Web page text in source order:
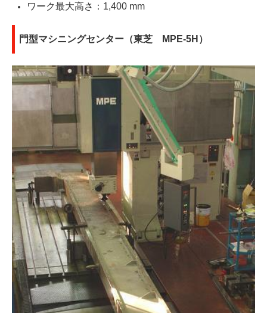
ワーク最大高さ：1,400 mm
門型マシニングセンター（東芝 MPE-5H）